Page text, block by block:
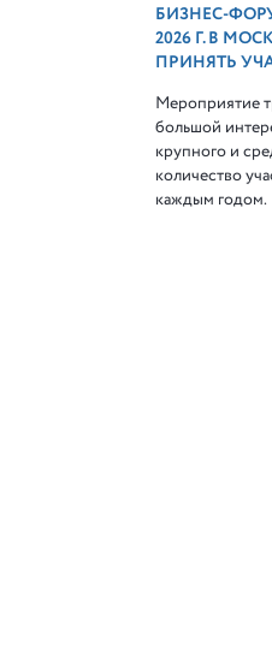
БИЗНЕС-
2026 Г. В
ПРИНЯТЬ
Мероприятие
большой
крупного и
количество
каждым годом.